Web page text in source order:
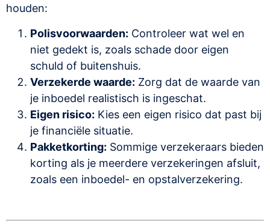
houden:
Polisvoorwaarden: Controleer wat wel en
niet gedekt is, zoals schade door eigen
schuld of buitenshuis.
Verzekerde waarde: Zorg dat de waarde van
je inboedel realistisch is ingeschat.
Eigen risico: Kies een eigen risico dat past bij
je financiële situatie.
Pakketkorting: Sommige verzekeraars bieden
korting als je meerdere verzekeringen afsluit,
zoals een inboedel- en opstalverzekering.